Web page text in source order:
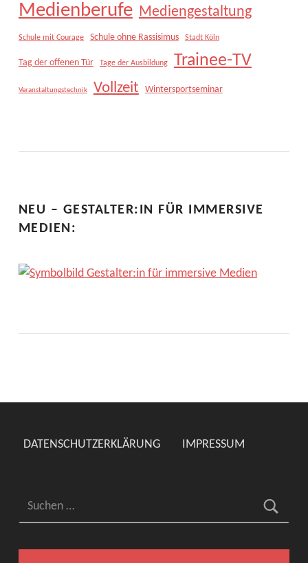
Medienberufe Mediengestaltung
Schule mit Courage Schule ohne Rassisimus Stadt Köln
Tag der offenen Tür Tage der Ausbildung Trainee-TV
Veranstaltungstechnik Vollzeit Wintersportseminar
NEU – GESTALTER:IN FÜR IMMERSIVE
MEDIEN:
DATENSCHUTZERKLÄRUNG IMPRESSUM